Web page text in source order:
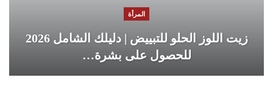
المرأة
زيت اللوز الحلو للتبييض | دليلك الشامل 2026
للحصول على بشرة…